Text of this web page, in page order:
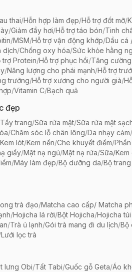
thai/Hỗn hợp làm đẹp/Hỗ trợ đốt mỡ/
/Giảm đầy hơi/Hỗ trợ táo bón/Tinh
/MSM/Hỗ trợ vận động khớp/Dầu cá
dịch/Chống oxy hóa/Sức khỏe hằng
trợ Protein/Hỗ trợ phục hồi/Tăng
/Năng lượng cho phái mạnh/Hỗ trợ
trưởng/Hỗ trợ xương cho người già/
/Vitamin C/Bạch quả
đẹp
Tẩy trang/Sữa rửa mặt/Sữa rửa mặt
/Chăm sóc lỗ chân lông/Da nhạy cảm/
Kem lót/Kem nền/Che khuyết điểm/
giấy/Mặt nạ ngủ/Mặt nạ rửa/Sữa/
/Máy làm đẹp/Bộ dưỡng da/Bộ
trà đạo/Matcha cao cấp/ Matcha
/Hojicha lá rời/Bột Hojicha/Hojicha
/Trà ủ lạnh/Gói trà mang đi du lịch/Bộ
Lưới lọc trà
lưng Obi/Tất Tabi/Guốc gỗ Geta/Áo